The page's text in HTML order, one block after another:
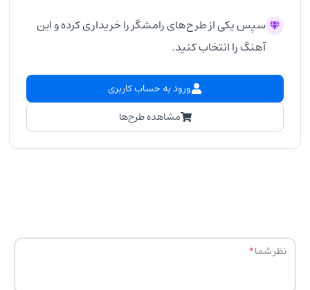
سپس یکی از طرح‌های رامشگر را خریداری کرده و این
آهنگ را انتخاب کنید.
ورود به حساب کاربری
مشاهده طرح‌ها
نظر شما